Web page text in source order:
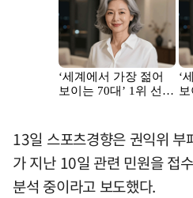
13일 스포츠경향은 권익위 부
가 지난 10일 관련 민원을 접
분석 중이라고 보도했다.